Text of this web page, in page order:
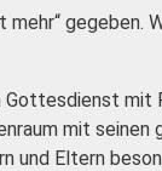
gegeben.
Gottesdienst
mit
und Eltern